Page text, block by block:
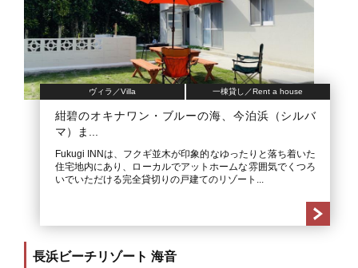
ヴィラ／Villa 一棟貸し／Rent a house
紺碧のオキナワン・ブルーの海、今泊浜（シルバ
マ）ま...
Fukugi INNは、フクギ並木が印象的なゆったりと落ち着いた
住宅地内にあり、ローカルでアットホームな雰囲気でくつろ
いでいただける完全貸切りの戸建てのリゾート...
長浜ビーチリゾート 海音